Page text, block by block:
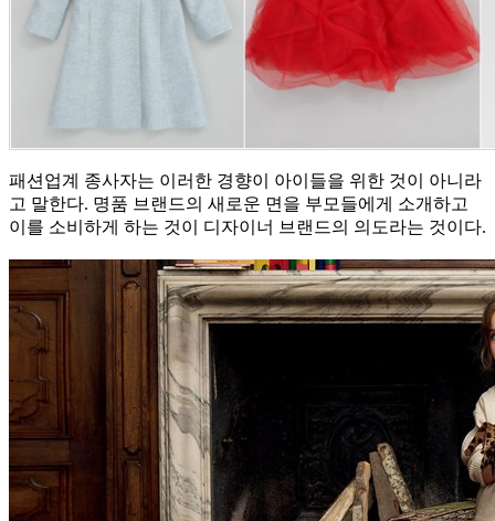
패션업계 종사자는 이러한 경향이 아이들을 위한 것이 아니라
고 말한다. 명품 브랜드의 새로운 면을 부모들에게 소개하고
이를 소비하게 하는 것이 디자이너 브랜드의 의도라는 것이다.